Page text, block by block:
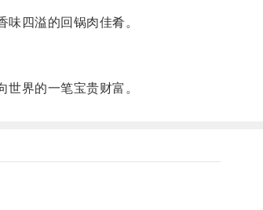
四溢的回锅肉佳肴。
界的一笔宝贵财富。